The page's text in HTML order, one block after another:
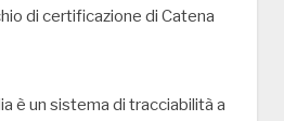
di certificazione di Catena
è un sistema di tracciabilità a